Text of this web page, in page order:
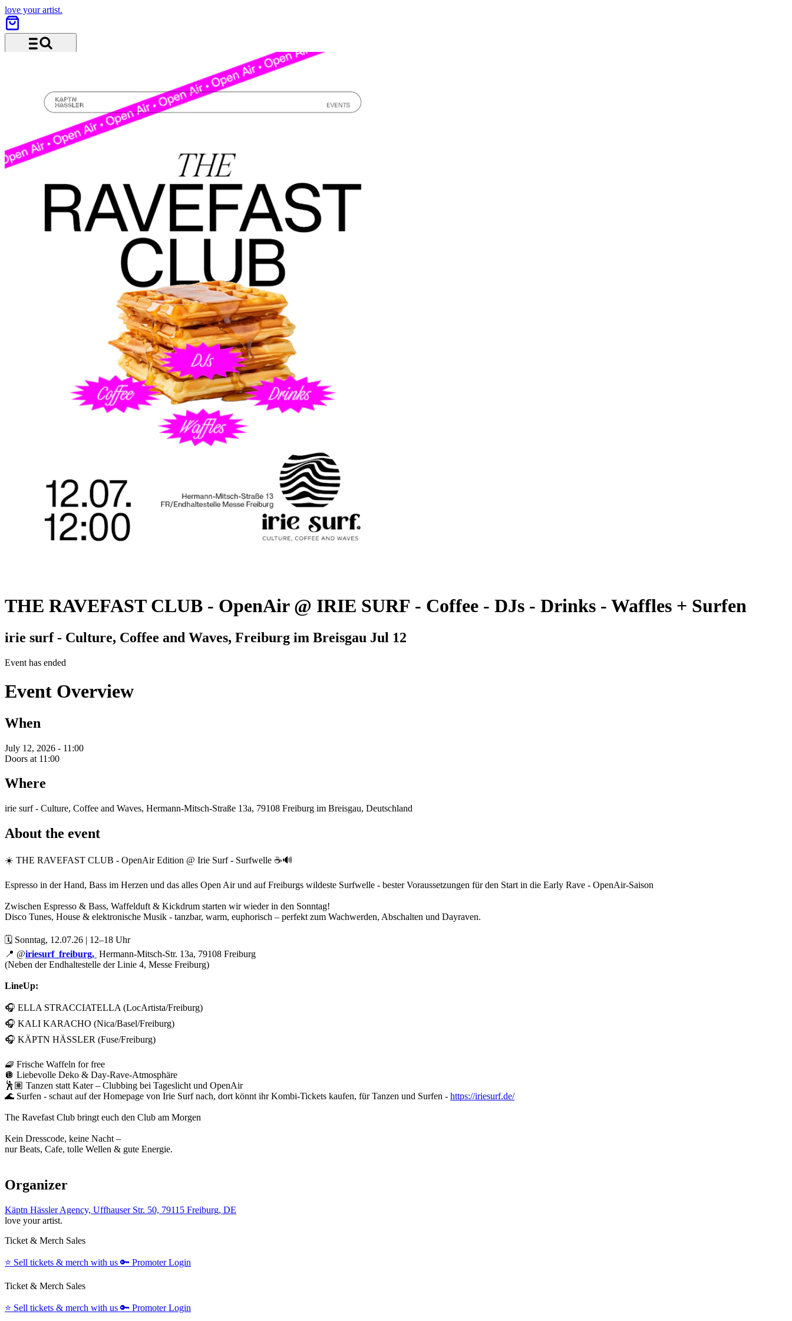
love your artist.
THE RAVEFAST CLUB - OpenAir @ IRIE SURF - Coffee - DJs - Drinks - Waffles + Surfen
irie surf - Culture, Coffee and Waves, Freiburg im Breisgau Jul 12
Event has ended
Event Overview
When
July 12, 2026 - 11:00
Doors at 11:00
Where
irie surf - Culture, Coffee and Waves, Hermann-Mitsch-Straße 13a, 79108 Freiburg im Breisgau, Deutschland
About the event
☀️ THE RAVEFAST CLUB - OpenAir Edition @ Irie Surf - Surfwelle ☕️🔊
Espresso in der Hand, Bass im Herzen und das alles Open Air und auf Freiburgs wildeste Surfwelle - bester Voraussetzungen für den Start in die Early Rave - OpenAir-Saison
Zwischen Espresso & Bass, Waffelduft & Kickdrum starten wir wieder in den Sonntag!
Disco Tunes, House & elektronische Musik - tanzbar, warm, euphorisch – perfekt zum Wachwerden, Abschalten und Dayraven.
🗓 Sonntag, 12.07.26 | 12–18 Uhr
📍 @iriesurf_freiburg, Hermann-Mitsch-Str. 13a, 79108 Freiburg
(Neben der Endhaltestelle der Linie 4, Messe Freiburg)
LineUp:
🎧 ELLA STRACCIATELLA (LocArtista/Freiburg)
🎧 KALI KARACHO (Nica/Basel/Freiburg)
🎧 KÄPTN HÄSSLER (Fuse/Freiburg)
🧇 Frische Waffeln for free
🪩 Liebevolle Deko & Day-Rave-Atmosphäre
🕺🏽 Tanzen statt Kater – Clubbing bei Tageslicht und OpenAir
🌊 Surfen - schaut auf der Homepage von Irie Surf nach, dort könnt ihr Kombi-Tickets kaufen, für Tanzen und Surfen - https://iriesurf.de/
The Ravefast Club bringt euch den Club am Morgen
Kein Dresscode, keine Nacht –
nur Beats, Cafe, tolle Wellen & gute Energie.
Organizer
Käptn Hässler Agency, Uffhauser Str. 50, 79115 Freiburg, DE
love your artist.
Ticket & Merch Sales
⭐️ Sell tickets & merch with us 🔑 Promoter Login
Ticket & Merch Sales
⭐️ Sell tickets & merch with us 🔑 Promoter Login